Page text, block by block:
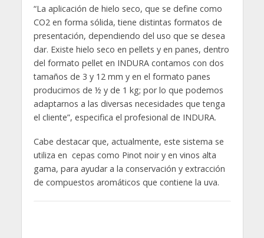
“La aplicación de hielo seco, que se define como
CO2 en forma sólida, tiene distintas formatos de
presentación, dependiendo del uso que se desea
dar. Existe hielo seco en pellets y en panes, dentro
del formato pellet en INDURA contamos con dos
tamaños de 3 y 12 mm y en el formato panes
producimos de ½ y de 1 kg; por lo que podemos
adaptarnos a las diversas necesidades que tenga
el cliente”, especifica el profesional de INDURA.
Cabe destacar que, actualmente, este sistema se
utiliza en cepas como Pinot noir y en vinos alta
gama, para ayudar a la conservación y extracción
de compuestos aromáticos que contiene la uva.